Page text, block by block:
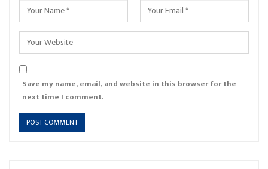
Save my name, email, and website in this browser for the
next time I comment.